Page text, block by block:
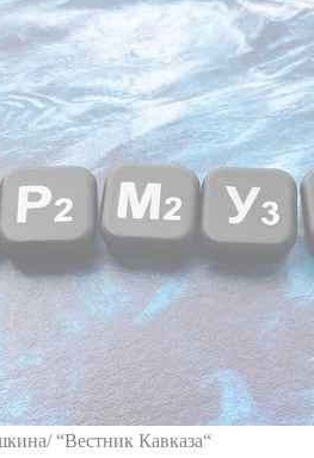
“Вестник Кавказа“